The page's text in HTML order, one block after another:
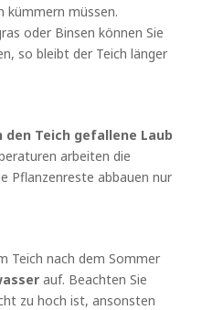
kümmern müssen.
oder Binsen können Sie
so bleibt der Teich länger
den Teich gefallene Laub
arbeiten die
Pflanzenreste abbauen nur
Teich nach dem Sommer
auf. Beachten Sie
zu hoch ist, ansonsten